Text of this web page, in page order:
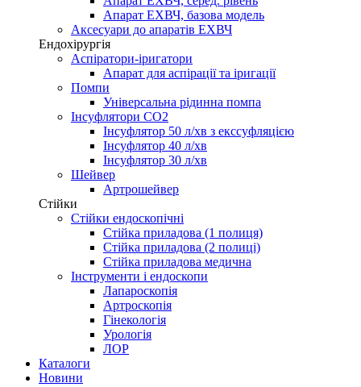
Апарат ЕХВЧ, базова модель
Аксесуари до апаратів ЕХВЧ
Ендохірургія
Аспіратори-іригатори
Апарат для аспірації та іригації
Помпи
Універсальна рідинна помпа
Інсуфлятори СО2
Інсуфлятор 50 л/хв з екссуфляцією
Інсуфлятор 40 л/хв
Інсуфлятор 30 л/хв
Шейвер
Артрошейвер
Стійки
Стійки ендоскопічні
Стійка приладова (1 полиця)
Стійка приладова (2 полиці)
Стійка приладова медична
Інструменти і ендоскопи
Лапароскопія
Артроскопія
Гінекологія
Урологія
ЛОР
Каталоги
Новини